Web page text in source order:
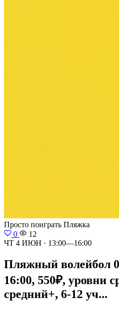
Просто поиграть Пляжка
0
12
ЧТ 4 ИЮН · 13:00—16:00
Пляжный волейбол
16:00, 550₽, уровни
средний+, 6-12 уч...